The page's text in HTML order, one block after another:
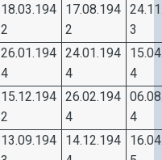
18.03.194
2
17.08.194
2
3
26.01.194
4
24.01.194
4
15.0
4
15.12.194
2
26.02.194
4
06.0
4
13.09.194
14.12.194
16.0